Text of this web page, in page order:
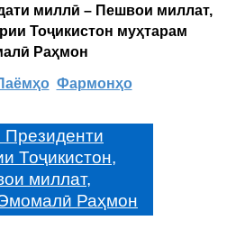
миллӣ – Пешвои миллат,
Тоҷикистон муҳтарам
Раҳмон
Фармонҳо
Тоҷикистон,
миллат,
Раҳмон